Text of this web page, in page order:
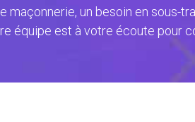
maçonnerie, un besoin en sous-
équipe est à votre écoute pour